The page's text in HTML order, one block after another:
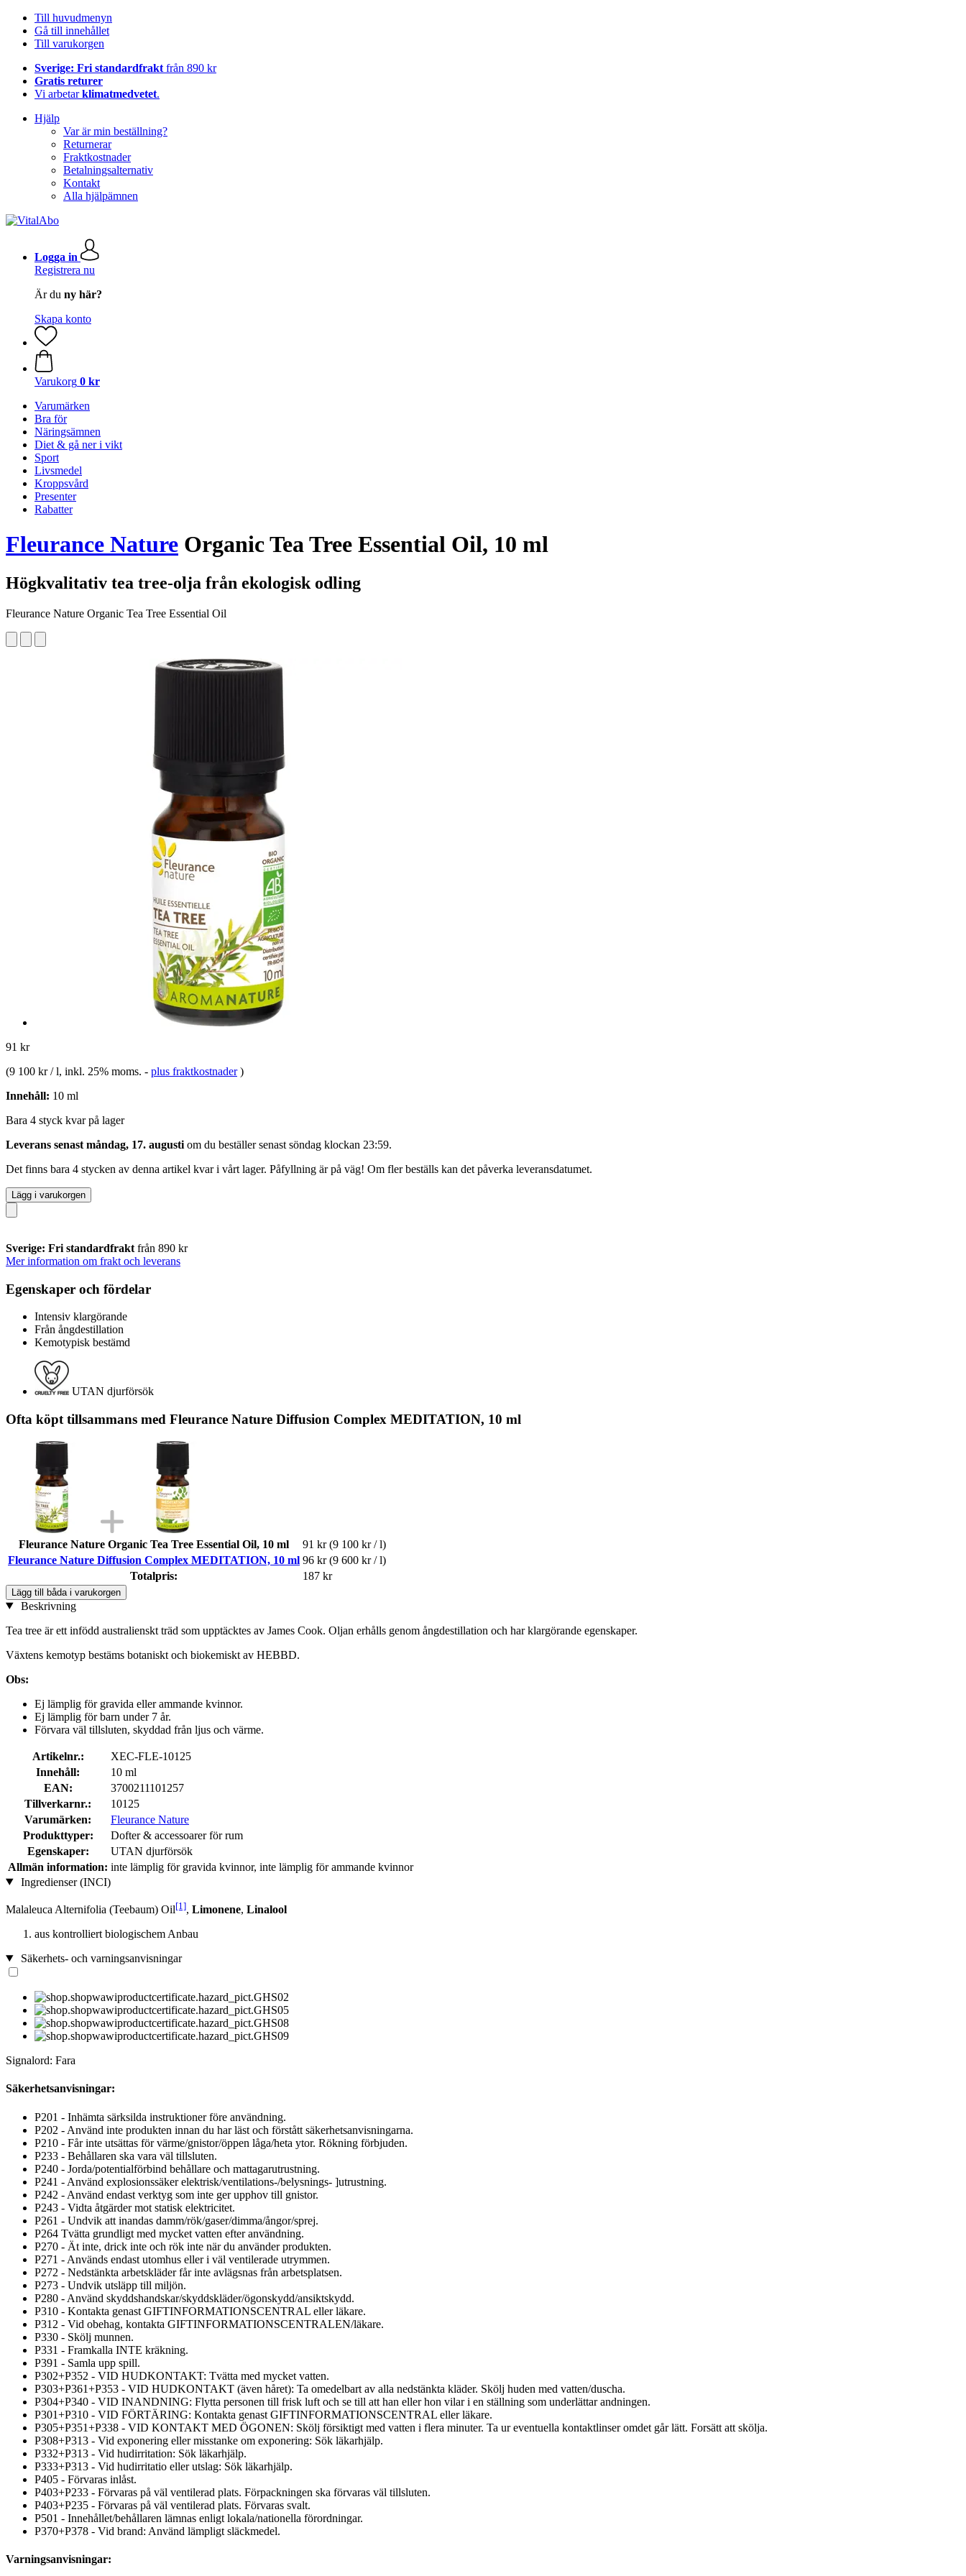
Till huvudmenyn
Gå till innehållet
Till varukorgen
Sverige: Fri standardfrakt från 890 kr
Gratis returer
Vi arbetarklimatmedvetet.
Hjälp
Var är min beställning?
Returnerar
Fraktkostnader
Betalningsalternativ
Kontakt
Alla hjälpämnen
Logga in
Registrera nu
Är du ny här?
Skapa konto
Varukorg 0 kr
Varumärken
Bra för
Näringsämnen
Diet & gå ner i vikt
Sport
Livsmedel
Kroppsvård
Presenter
Rabatter
Fleurance Nature Organic Tea Tree Essential Oil, 10 ml
Högkvalitativ tea tree-olja från ekologisk odling
Fleurance Nature Organic Tea Tree Essential Oil
91 kr
(9 100 kr / l, inkl. 25% moms. - plus fraktkostnader )
Innehåll: 10 ml
Bara 4 styck kvar på lager
Leverans senast måndag, 17. augusti om du beställer senast söndag klockan 23:59.
Det finns bara 4 stycken av denna artikel kvar i vårt lager. Påfyllning är på väg! Om fler beställs kan det påverka leveransdatumet.
Lägg i varukorgen
Sverige: Fri standardfrakt från 890 kr
Mer information om frakt och leverans
Egenskaper och fördelar
Intensiv klargörande
Från ångdestillation
Kemotypisk bestämd
UTAN djurförsök
Ofta köpt tillsammans med Fleurance Nature Diffusion Complex MEDITATION, 10 ml
Fleurance Nature Organic Tea Tree Essential Oil, 10 ml 91 kr (9 100 kr / l)
Fleurance Nature Diffusion Complex MEDITATION, 10 ml 96 kr (9 600 kr / l)
Totalpris:
187 kr
Lägg till båda i varukorgen
Beskrivning
Tea tree är ett infödd australienskt träd som upptäcktes av James Cook. Oljan erhålls genom ångdestillation och har klargörande egenskaper.
Växtens kemotyp bestäms botaniskt och biokemiskt av HEBBD.
Obs:
Ej lämplig för gravida eller ammande kvinnor.
Ej lämplig för barn under 7 år.
Förvara väl tillsluten, skyddad från ljus och värme.
Artikelnr.:
XEC-FLE-10125
Innehåll:
10 ml
EAN:
3700211101257
Tillverkarnr.:
10125
Varumärken:
Fleurance Nature
Produkttyper:
Dofter & accessoarer för rum
Egenskaper:
UTAN djurförsök
Allmän information: inte lämplig för gravida kvinnor, inte lämplig för ammande kvinnor
Ingredienser (INCI)
Malaleuca Alternifolia (Teebaum) Oil[1], Limonene, Linalool
aus kontrolliert biologischem Anbau
Säkerhets- och varningsanvisningar
Signalord: Fara
Säkerhetsanvisningar:
P201 - Inhämta särksilda instruktioner före användning.
P202 - Använd inte produkten innan du har läst och förstått säkerhetsanvisningarna.
P210 - Får inte utsättas för värme/gnistor/öppen låga/heta ytor. Rökning förbjuden.
P233 - Behållaren ska vara väl tillsluten.
P240 - Jorda/potentialförbind behållare och mattagarutrustning.
P241 - Använd explosionssäker elektrisk/ventilations-/belysnings- ]utrustning.
P242 - Använd endast verktyg som inte ger upphov till gnistor.
P243 - Vidta åtgärder mot statisk elektricitet.
P261 - Undvik att inandas damm/rök/gaser/dimma/ångor/sprej.
P264 Tvätta grundligt med mycket vatten efter användning.
P270 - Ät inte, drick inte och rök inte när du använder produkten.
P271 - Används endast utomhus eller i väl ventilerade utrymmen.
P272 - Nedstänkta arbetskläder får inte avlägsnas från arbetsplatsen.
P273 - Undvik utsläpp till miljön.
P280 - Använd skyddshandskar/skyddskläder/ögonskydd/ansiktskydd.
P310 - Kontakta genast GIFTINFORMATIONSCENTRAL eller läkare.
P312 - Vid obehag, kontakta GIFTINFORMATIONSCENTRALEN/läkare.
P330 - Skölj munnen.
P331 - Framkalla INTE kräkning.
P391 - Samla upp spill.
P302+P352 - VID HUDKONTAKT: Tvätta med mycket vatten.
P303+P361+P353 - VID HUDKONTAKT (även håret): Ta omedelbart av alla nedstänkta kläder. Skölj huden med vatten/duscha.
P304+P340 - VID INANDNING: Flytta personen till frisk luft och se till att han eller hon vilar i en ställning som underlättar andningen.
P301+P310 - VID FÖRTÄRING: Kontakta genast GIFTINFORMATIONSCENTRAL eller läkare.
P305+P351+P338 - VID KONTAKT MED ÖGONEN: Skölj försiktigt med vatten i flera minuter. Ta ur eventuella kontaktlinser omdet går lätt. Forsätt att skölja.
P308+P313 - Vid exponering eller misstanke om exponering: Sök läkarhjälp.
P332+P313 - Vid hudirritation: Sök läkarhjälp.
P333+P313 - Vid hudirritatio eller utslag: Sök läkarhjälp.
P405 - Förvaras inlåst.
P403+P233 - Förvaras på väl ventilerad plats. Förpackningen ska förvaras väl tillsluten.
P403+P235 - Förvaras på väl ventilerad plats. Förvaras svalt.
P501 - Innehållet/behållaren lämnas enligt lokala/nationella förordningar.
P370+P378 - Vid brand: Använd lämpligt släckmedel.
Varningsanvisningar: